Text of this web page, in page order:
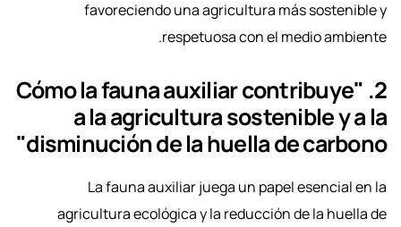
favoreciendo una agricultura más sostenible y
respetuosa con el medio ambiente.
2. "Cómo la fauna auxiliar contribuye
a la agricultura sostenible y a la
disminución de la huella de carbono"
La fauna auxiliar juega un papel esencial en la
agricultura ecológica y la reducción de la huella de